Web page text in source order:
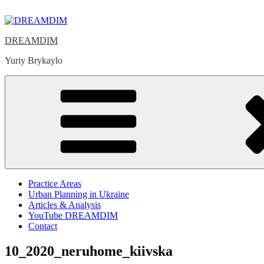
to
DREAMDIM
Yuriy Brykaylo
Practice Areas
Urban Planning in Ukraine
Articles & Analysis
YouTube DREAMDIM
Contact
10_2020_neruhome_kiivska